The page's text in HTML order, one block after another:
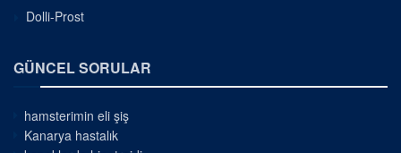
Dolli-Prost
GÜNCEL SORULAR
hamsterimin eli şiş
Kanarya hastalık